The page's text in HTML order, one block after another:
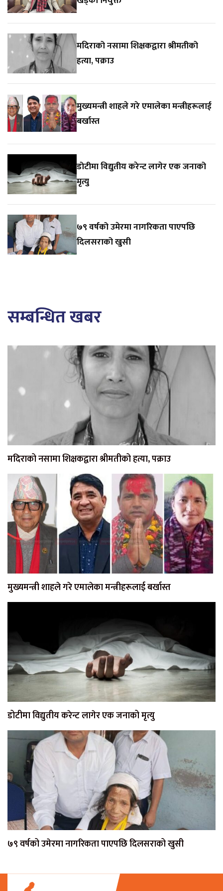
मदिराको नसामा शिक्षकद्वारा श्रीमतीको
हत्या, पक्राउ
मुख्यमन्त्री शाहले गरे एमालेका मन्त्रीहरूलाई
बर्खास्त
डोटीमा विद्युतीय करेन्ट लागेर एक जनाको
मृत्यु
७९ वर्षको उमेरमा नागरिकता पाएपछि
दिलसराको खुसी
सम्बन्धित खबर
मदिराको नसामा शिक्षकद्वारा श्रीमतीको हत्या, पक्राउ
मुख्यमन्त्री शाहले गरे एमालेका मन्त्रीहरूलाई बर्खास्त
डोटीमा विद्युतीय करेन्ट लागेर एक जनाको मृत्यु
७९ वर्षको उमेरमा नागरिकता पाएपछि दिलसराको खुसी